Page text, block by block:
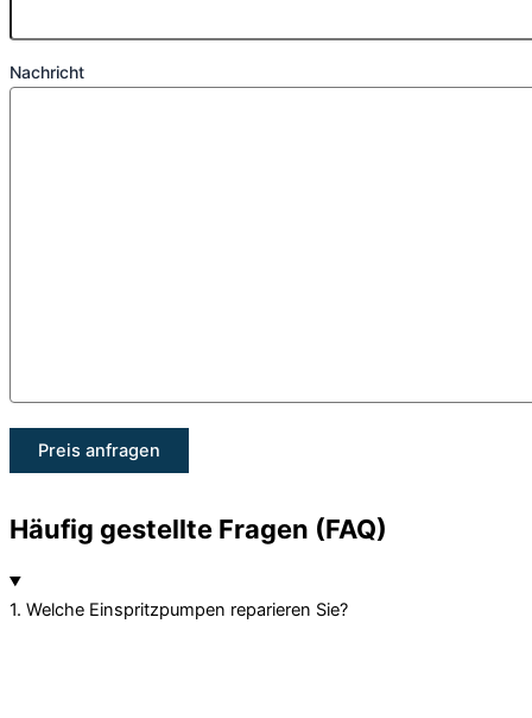
Nachricht
Häufig gestellte Fragen (FAQ)
1. Welche Einspritzpumpen reparieren Sie?